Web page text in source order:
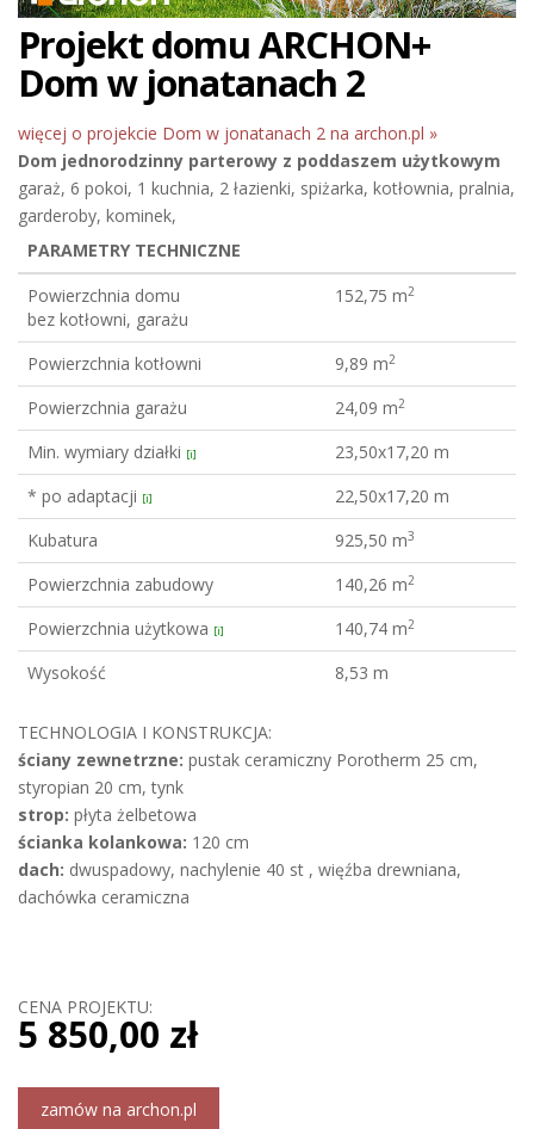
Projekt domu ARCHON+
Dom w jonatanach 2
więcej o projekcie Dom w jonatanach 2 na archon.pl »
Dom jednorodzinny parterowy z poddaszem użytkowym
garaż, 6 pokoi, 1 kuchnia, 2 łazienki, spiżarka, kotłownia, pralnia,
garderoby, kominek,
PARAMETRY TECHNICZNE
Powierzchnia domu
bez kotłowni, garażu
152,75 m2
Powierzchnia kotłowni 9,89 m2
Powierzchnia garażu 24,09 m2
Min. wymiary działki [i]
23,50x17,20 m
* po adaptacji [i]
22,50x17,20 m
Kubatura
925,50 m3
Powierzchnia zabudowy 140,26 m2
Powierzchnia użytkowa [i] 140,74 m2
Wysokość 8,53 m
TECHNOLOGIA I KONSTRUKCJA:
ściany zewnetrzne: pustak ceramiczny Porotherm 25 cm,
styropian 20 cm, tynk
strop: płyta żelbetowa
ścianka kolankowa: 120 cm
dach: dwuspadowy, nachylenie 40 st , więźba drewniana,
dachówka ceramiczna
CENA PROJEKTU:
5 850,00 zł
zamów na archon.pl